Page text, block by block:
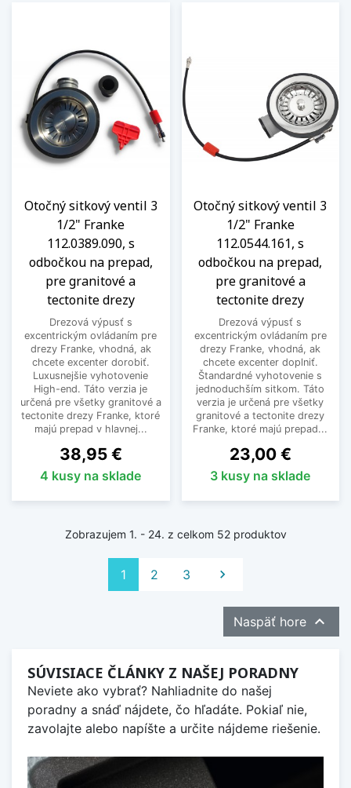
Otočný sitkový ventil 3
1/2" Franke
112.0389.090, s
odbočkou na prepad,
pre granitové a
tectonite drezy
Drezová výpusť s
excentrickým ovládaním pre
drezy Franke, vhodná, ak
chcete excenter dorobiť.
Luxusnejšie vyhotovenie
High-end. Táto verzia je
určená pre všetky granitové a
tectonite drezy Franke, ktoré
majú prepad v hlavnej...
Cena
38,95 €
4 kusy na sklade
Otočný sitkový ventil 3
1/2" Franke
112.0544.161, s
odbočkou na prepad,
pre granitové a
tectonite drezy
Drezová výpusť s
excentrickým ovládaním pre
drezy Franke, vhodná, ak
chcete excenter doplniť.
Štandardné vyhotovenie s
jednoduchším sitkom. Táto
verzia je určená pre všetky
granitové a tectonite drezy
Franke, ktoré majú prepad...
Cena
23,00 €
3 kusy na sklade
Zobrazujem 1. - 24. z celkom 52 produktov
1 2 3 Ďalej

Naspäť hore 
SÚVISIACE ČLÁNKY Z NAŠEJ PORADNY
Neviete ako vybrať? Nahliadnite do našej
poradny a snáď nájdete, čo hľadáte. Pokiaľ nie,
zavolajte alebo napíšte a určite nájdeme riešenie.